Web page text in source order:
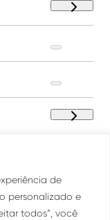
de
personalizado e
todos”, você